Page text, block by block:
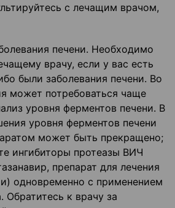
с лечащим врачом,
печени. Необходимо
врачу, если у вас есть
были заболевания печени. Во
может потребоваться чаще
уровня ферментов печени. В
уровня ферментов печени
может быть прекращено;
ингибиторы протеазы ВИЧ
препарат для лечения
одновременно с применением
Обратитесь к врачу за